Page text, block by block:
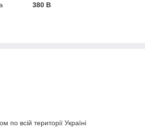
380 В
по всій території Україні